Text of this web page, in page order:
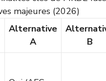
majeures (2026)
Alternative
A
B